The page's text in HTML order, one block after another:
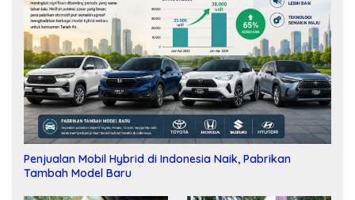
Penjualan Mobil Hybrid di Indonesia Naik, Pabrikan
Tambah Model Baru